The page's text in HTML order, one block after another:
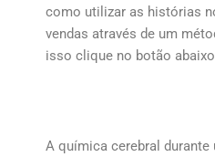
como utilizar as histórias
vendas através de um
isso clique no botão
A química cerebral